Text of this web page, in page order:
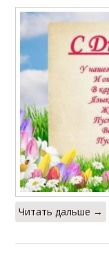
Читать дальше →